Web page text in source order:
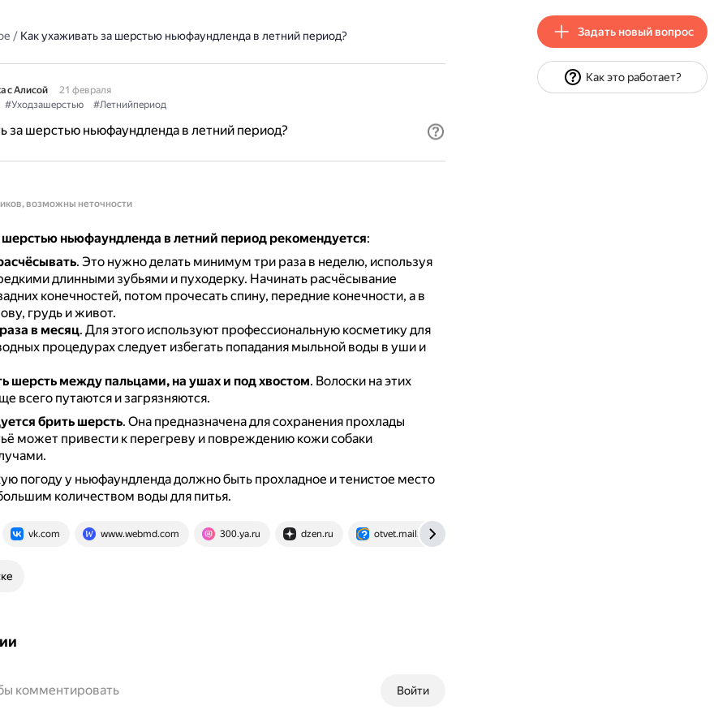
/ Как ухаживать за шерстью ньюфаундленда в летний период?
с Алисой
21 февраля
#Уходзашерстью
#Летнийпериод
за шерстью ньюфаундленда в летний период?
возможны неточности
ньюфаундленда в летний период рекомендуется:
. Это нужно делать минимум три раза в неделю, используя
длинными зубьями и пуходерку. Начинать расчёсывание
конечностей, потом прочесать спину, передние конечности, а в
грудь и живот.
в месяц. Для этого используют профессиональную косметику для
процедурах следует избегать попадания мыльной воды в уши и
шерсть между пальцами, на ушах и под хвостом. Волоски на этих
всего путаются и загрязняются.
брить шерсть. Она предназначена для сохранения прохлады
может привести к перегреву и повреждению кожи собаки
погоду у ньюфаундленда должно быть прохладное и тенистое место
количеством воды для питья.
vk.com www.webmd.com 300.ya.ru dzen.ru otvet.mail.ru
Войти
комментировать
Задать новый вопрос
Как это работает?